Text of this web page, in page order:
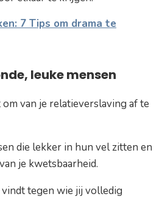
7 Tips om drama te
leuke mensen
van je relatieverslaving af te
die lekker in hun vel zitten en
je kwetsbaarheid.
tegen wie jij volledig